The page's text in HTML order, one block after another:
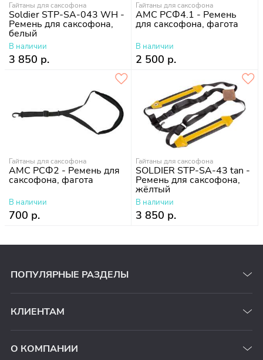
Гайтаны для саксофона
Soldier STP-SA-043 WH -
Ремень для саксофона,
белый
В наличии
3 850 р.
Гайтаны для саксофона
АМС РСФ4.1 - Ремень
для саксофона, фагота
В наличии
2 500 р.
Гайтаны для саксофона
АМС РСФ2 - Ремень для
саксофона, фагота
В наличии
700 р.
Гайтаны для саксофона
SOLDIER STP-SA-43 tan -
Ремень для саксофона,
жёлтый
В наличии
3 850 р.
ПОПУЛЯРНЫЕ РАЗДЕЛЫ
КЛИЕНТАМ
О КОМПАНИИ